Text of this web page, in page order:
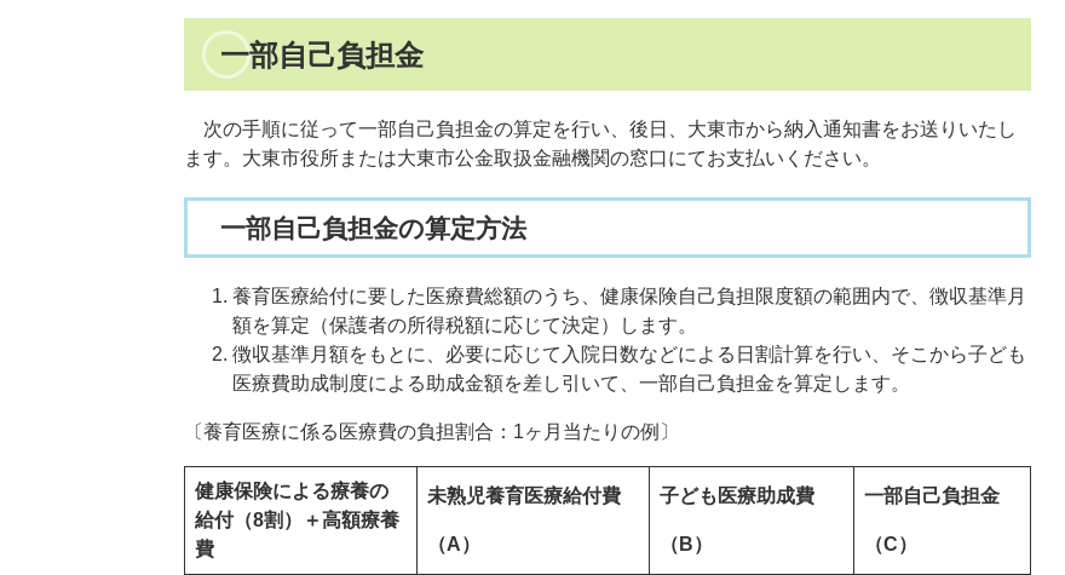
一部自己負担金
次の手順に従って一部自己負担金の算定を行い、後日、大東市から納入通知書をお送りいたし
ます。大東市役所または大東市公金取扱金融機関の窓口にてお支払いください。
一部自己負担金の算定方法
養育医療給付に要した医療費総額のうち、健康保険自己負担限度額の範囲内で、徴収基準月
額を算定（保護者の所得税額に応じて決定）します。
徴収基準月額をもとに、必要に応じて入院日数などによる日割計算を行い、そこから子ども
医療費助成制度による助成金額を差し引いて、一部自己負担金を算定します。
〔養育医療に係る医療費の負担割合：1ヶ月当たりの例〕
健康保険による療養の
給付（8割）＋高額療養
費
未熟児養育医療給付費
（A）
子ども医療助成費
（B）
一部自己負担金
（C）